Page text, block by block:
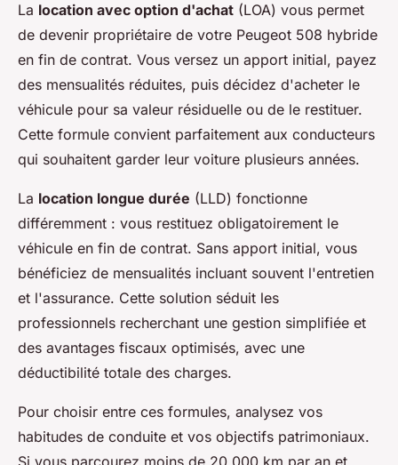
La location avec option d'achat (LOA) vous permet
de devenir propriétaire de votre Peugeot 508 hybride
en fin de contrat. Vous versez un apport initial, payez
des mensualités réduites, puis décidez d'acheter le
véhicule pour sa valeur résiduelle ou de le restituer.
Cette formule convient parfaitement aux conducteurs
qui souhaitent garder leur voiture plusieurs années.
La location longue durée (LLD) fonctionne
différemment : vous restituez obligatoirement le
véhicule en fin de contrat. Sans apport initial, vous
bénéficiez de mensualités incluant souvent l'entretien
et l'assurance. Cette solution séduit les
professionnels recherchant une gestion simplifiée et
des avantages fiscaux optimisés, avec une
déductibilité totale des charges.
Pour choisir entre ces formules, analysez vos
habitudes de conduite et vos objectifs patrimoniaux.